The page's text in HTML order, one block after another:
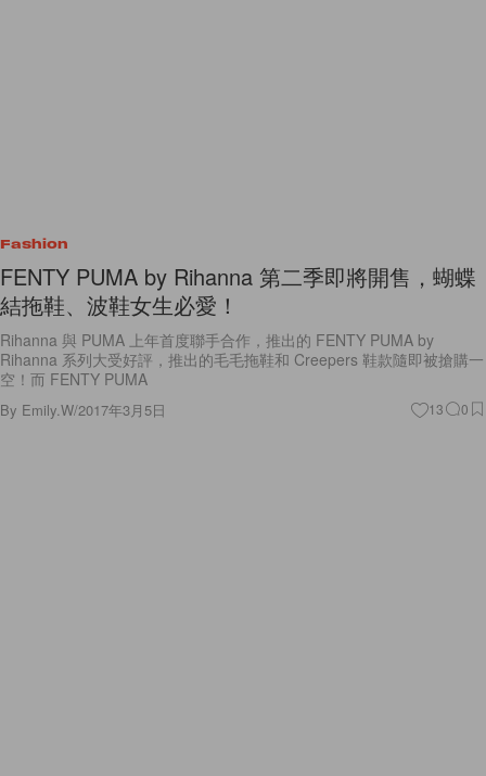
Fashion
FENTY PUMA by Rihanna 第二季即將開售，蝴蝶
結拖鞋、波鞋女生必愛！
Rihanna 與 PUMA 上年首度聯手合作，推出的 FENTY PUMA by
Rihanna 系列大受好評，推出的毛毛拖鞋和 Creepers 鞋款隨即被搶購一
空！而 FENTY PUMA
By Emily.W/2017年3月5日 13 0